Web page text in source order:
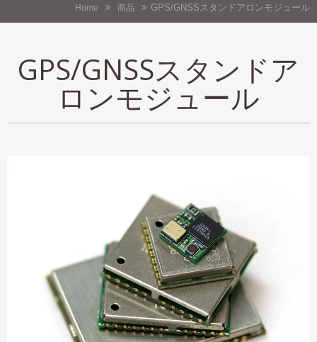
Home 商品 GPS/GNSSスタンドアロンモジュール
GPS/GNSSスタンドア
ロンモジュール